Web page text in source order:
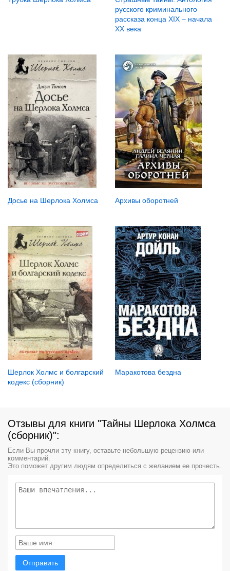
русского криминального
рассказа конца XIX – начала
XX века
Досье на Шерлока Холмса Архивы оборотней
Шерлок Холмс и болгарский
кодекс (сборник)
Маракотова бездна
Отзывы для книги "Тайны Шерлока Холмса
(сборник)":
Если Вы прочли эту книгу, оставьте небольшую рецензию или
комментарий.
Это поможет другим людям определиться с желанием ее прочесть.
Отправить